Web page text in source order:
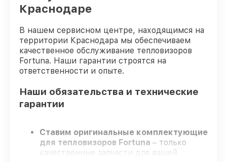
Краснодаре
В нашем сервисном центре, находящимся на
территории Краснодара мы обеспечиваем
качественное обслуживание тепловизоров
Fortuna. Наши гарантии строятся на
ответственности и опыте.
Наши обязательства и технические
гарантии
Ставим оригинальные комплектующие
для тепловизоров Fortuna – только
качественные запчасти для вашей